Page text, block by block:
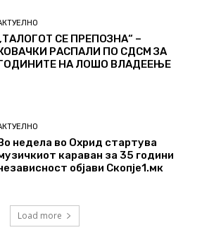
СЕ ПРЕПОЗНА“ –
КОВАЧКИ РАСПАЛИ ПО СДСМ ЗА
ГОДИНИТЕ НА ЛОШО ВЛАДЕЕЊЕ
недела во Охрид стартува
караван за 35 години
објави Скопје1.мк
Load more